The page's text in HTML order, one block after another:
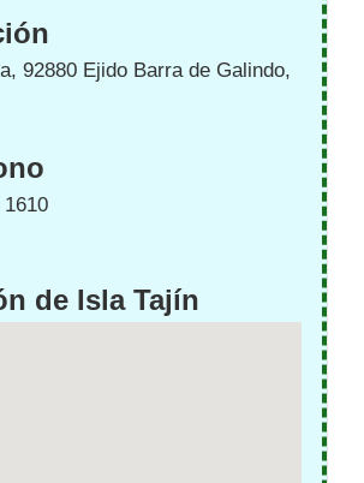
92880 Ejido Barra de Galindo,
de Isla Tajín